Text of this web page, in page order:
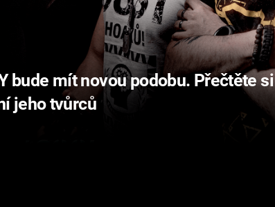
bude mít novou podobu. Přečtěte si
jeho tvůrců